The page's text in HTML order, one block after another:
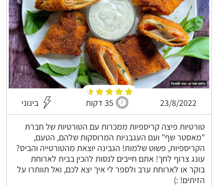
23/8/2022 35 דקות בינוני
טורטיות פיצה קריספיות ממכרות עם הטורטיות של חברת
"מאסטר שף" ועם העגבניות המרוסקות שלהם, הטעם,
הקריספיות, פשוט שלמות! הגבינה יוצאת מהטורטייה והביס?
עונג צרוף לחך! אתם חייבים לנסות להכין בבית לארוחת
בוקר או לארוחת ערב ולספר לי איך יצא לכם, ואל תוותרו על
הזיתים! :)